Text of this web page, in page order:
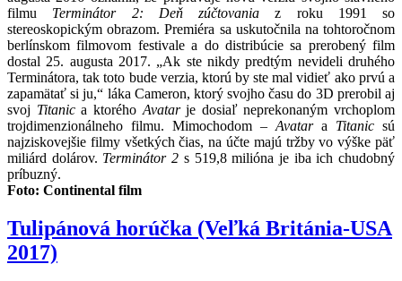
filmu Terminátor 2: Deň zúčtovania z roku 1991 so
stereoskopickým obrazom. Premiéra sa uskutočnila na tohtoročnom
berlínskom filmovom festivale a do distribúcie sa prerobený film
dostal 25. augusta 2017. „Ak ste nikdy predtým nevideli druhého
Terminátora, tak toto bude verzia, ktorú by ste mal vidieť ako prvú a
zapamätať si ju,“ láka Cameron, ktorý svojho času do 3D prerobil aj
svoj Titanica ktorého Avatarje dosiaľ neprekonaným vrchoplom
trojdimenzionálneho filmu. Mimochodom – Avatar a Titanic sú
najziskovejšie filmy všetkých čias, na účte majú tržby vo výške päť
miliárd dolárov. Terminátor 2 s 519,8 milióna je iba ich chudobný
príbuzný.
Foto: Continental film
Tulipánová horúčka (Veľká Británia-USA
2017)